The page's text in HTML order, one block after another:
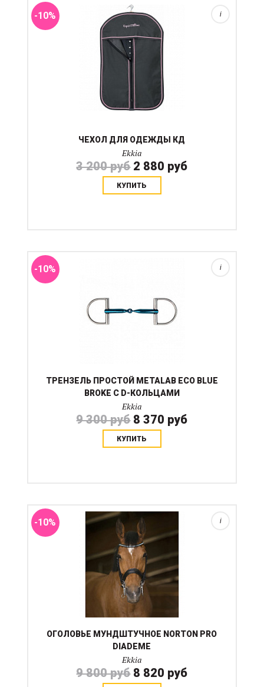
-10%
ЧЕХОЛ ДЛЯ ОДЕЖДЫ КД
Ekkia
3 200 руб 2 880 руб
КУПИТЬ
i
-10%
ТРЕНЗЕЛЬ ПРОСТОЙ METALAB ECO BLUE
BROKE С D-КОЛЬЦАМИ
Ekkia
9 300 руб 8 370 руб
КУПИТЬ
i
-10%
ОГОЛОВЬЕ МУНДШТУЧНОЕ NORTON PRO
DIADEME
Ekkia
9 800 руб 8 820 руб
i